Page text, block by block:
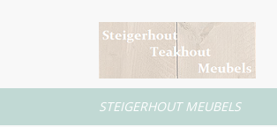
STEIGERHOUT MEUBELS